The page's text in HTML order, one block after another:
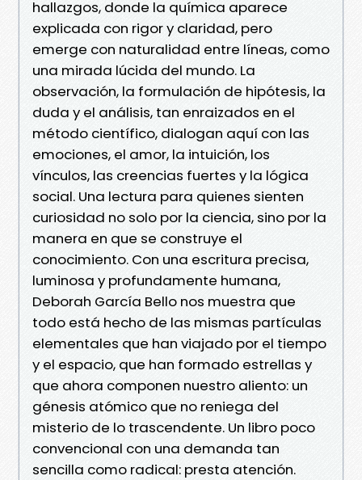
hallazgos, donde la química aparece
explicada con rigor y claridad, pero
emerge con naturalidad entre líneas, como
una mirada lúcida del mundo. La
observación, la formulación de hipótesis, la
duda y el análisis, tan enraizados en el
método científico, dialogan aquí con las
emociones, el amor, la intuición, los
vínculos, las creencias fuertes y la lógica
social. Una lectura para quienes sienten
curiosidad no solo por la ciencia, sino por la
manera en que se construye el
conocimiento. Con una escritura precisa,
luminosa y profundamente humana,
Deborah García Bello nos muestra que
todo está hecho de las mismas partículas
elementales que han viajado por el tiempo
y el espacio, que han formado estrellas y
que ahora componen nuestro aliento: un
génesis atómico que no reniega del
misterio de lo trascendente. Un libro poco
convencional con una demanda tan
sencilla como radical: presta atención.